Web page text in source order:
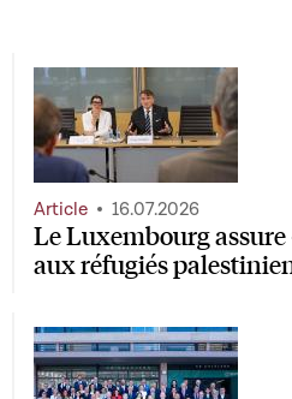
Le Luxembourg
aux réfugiés
Article 16.07.2026